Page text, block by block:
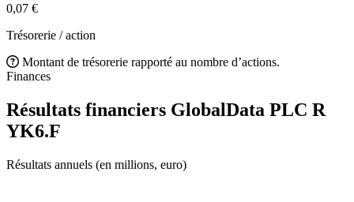
0,07 €
Trésorerie / action
Montant de trésorerie rapporté au nombre d’actions.
Finances
Résultats financiers GlobalData PLC R
YK6.F
Résultats annuels (en millions, euro)